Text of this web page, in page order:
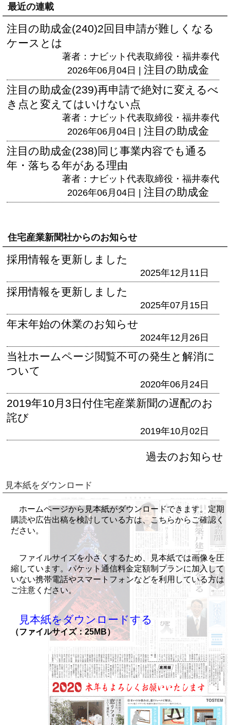
最近の連載
注目の助成金(240)2回目申請が難しくなる
ケースとは
著者：ナビット代表取締役・福井泰代
2026年06月04日 | 注目の助成金
注目の助成金(239)再申請で絶対に変えるべ
き点と変えてはいけない点
著者：ナビット代表取締役・福井泰代
2026年06月04日 | 注目の助成金
注目の助成金(238)同じ事業内容でも通る
年・落ちる年がある理由
著者：ナビット代表取締役・福井泰代
2026年06月04日 | 注目の助成金
住宅産業新聞社からのお知らせ
採用情報を更新しました
2025年12月11日
採用情報を更新しました
2025年07月15日
年末年始の休業のお知らせ
2024年12月26日
当社ホームページ閲覧不可の発生と解消に
ついて
2020年06月24日
2019年10月3日付住宅産業新聞の遅配のお
詫び
2019年10月02日
過去のお知らせ
見本紙をダウンロード
ホームページから見本紙がダウンロードできます。定期
購読や広告出稿を検討している方は、こちらからご確認く
ださい。
ファイルサイズを小さくするため、見本紙では画像を圧
縮しています。パケット通信料金定額制プランに加入して
いない携帯電話やスマートフォンなどを利用している方は
ご注意ください。
見本紙をダウンロードする
（ファイルサイズ：25MB）